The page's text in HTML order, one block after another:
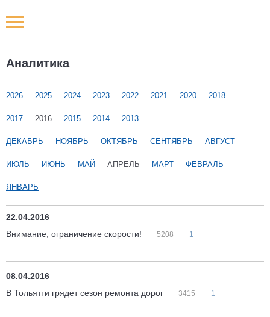
Аналитика
2026 2025 2024 2023 2022 2021 2020 2018
2017 2016 2015 2014 2013
ДЕКАБРЬ НОЯБРЬ ОКТЯБРЬ СЕНТЯБРЬ АВГУСТ
ИЮЛЬ ИЮНЬ МАЙ АПРЕЛЬ МАРТ ФЕВРАЛЬ
ЯНВАРЬ
22.04.2016
Внимание, ограничение скорости!
5208 1
08.04.2016
В Тольятти грядет сезон ремонта дорог
3415 1
Новости РФ
Наши мероприятия
Статьи